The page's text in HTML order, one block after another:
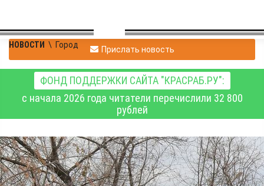
НОВОСТИ \ Город Прислать новость
ФОНД ПОДДЕРЖКИ САЙТА "КРАСРАБ.РУ":
с начала 2026 года читатели перечислили 32 800
рублей
1 мая в Красноярске
состоится трамвайная